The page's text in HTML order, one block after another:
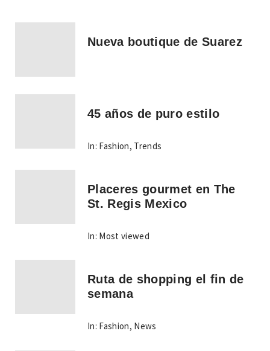
Nueva boutique de Suarez
45 años de puro estilo
In: Fashion, Trends
Placeres gourmet en The
St. Regis Mexico
In: Most viewed
Ruta de shopping el fin de
semana
In: Fashion, News